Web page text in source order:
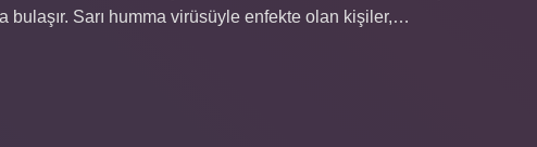
bulaşır. Sarı humma virüsüyle enfekte olan kişiler,…